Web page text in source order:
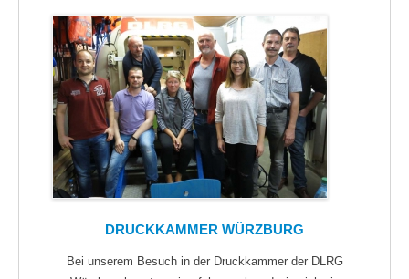
DRUCKKAMMER WÜRZBURG
Bei unserem Besuch in der Druckkammer der DLRG